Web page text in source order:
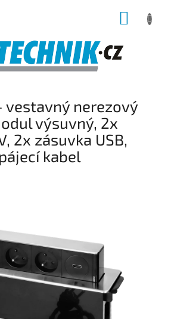
vestavný nerezový
výsuvný, 2x
2x zásuvka USB,
kabel